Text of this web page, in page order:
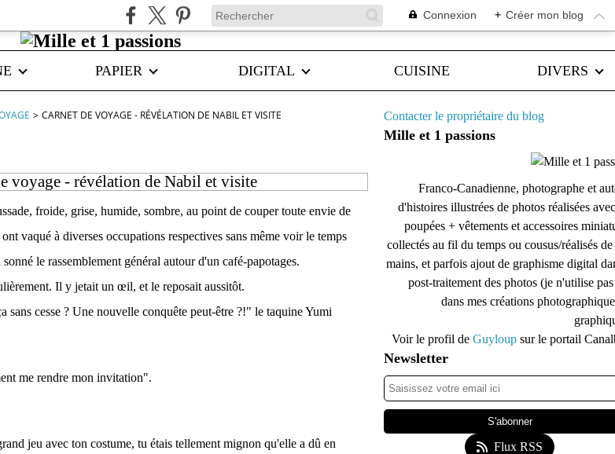
Connexion + Créer mon blog
PAPIER DIGITAL CUISINE DIVERS
> CARNET DE VOYAGE - RÉVÉLATION DE NABIL ET VISITE
voyage - révélation de Nabil et visite
froide, grise, humide, sombre, au point de couper toute envie de
vaqué à diverses occupations respectives sans même voir le temps
le rassemblement général autour d'un café-papotages.
Il y jetait un œil, et le reposait aussitôt.
sans cesse ? Une nouvelle conquête peut-être ?!" le taquine Yumi
me rendre mon invitation".
jeu avec ton costume, tu étais tellement mignon qu'elle a dû en
Contacter le propriétaire du blog
Mille et 1 passions
Franco-Canadienne, photographe et
d'histoires illustrées de photos réalisées
poupées + vêtements et accessoires
collectés au fil du temps ou cousus/réalisés de
mains, et parfois ajout de graphisme digital
post-traitement des photos (je n'utilise
dans mes créations
Voir le profil de Guyloup sur le portail
Newsletter
Flux RSS